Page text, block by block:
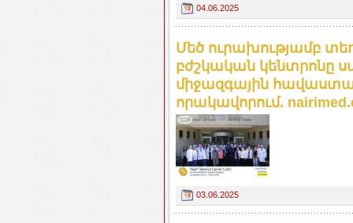
04.06.2025
Մեծ ուրախությամբ
բժշկական կենտրոնը
միջազգային
որակավորում.
03.06.2025